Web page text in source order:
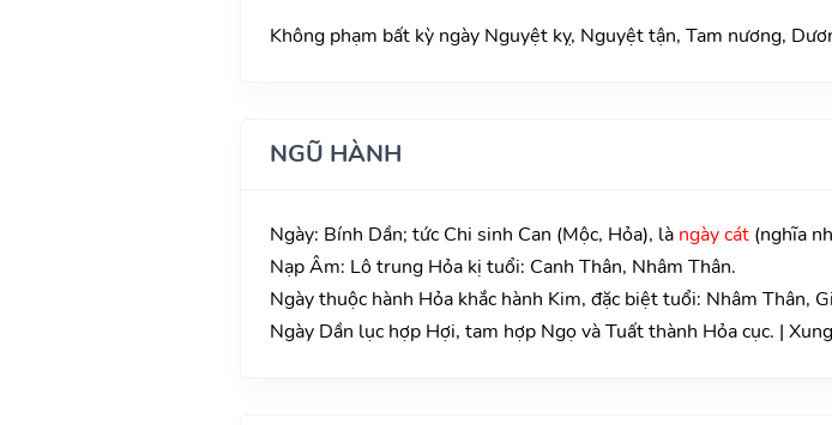
Không phạm bất kỳ ngày Nguyệt kỵ, Nguyệt tận, Tam nương,
NGŨ HÀNH
Ngày: Bính Dần; tức Chi sinh Can (Mộc, Hỏa), là ngày cát(nghĩa
Nạp Âm: Lô trung Hỏa kị tuổi: Canh Thân, Nhâm Thân.
Ngày thuộc hành Hỏa khắc hành Kim, đặc biệt tuổi: Nhâm Thân,
Ngày Dần lục hợp Hợi, tam hợp Ngọ và Tuất thành Hỏa cục. |